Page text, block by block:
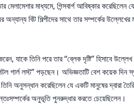
মাধ্যমে, গিন্সবার্গ আবিষ্কার করেছিলেন
বিট শিল্পীদের সাথে তার সম্পর্কের উল্লেখের
যাকে তিনি পরে তার “ব্লেক দৃষ্টি” হিসাবে
লস্ট” পড়ছেন। অভিজ্ঞতাটি বেশ কয়েক দিন
করেছিলেন যে একটি মানুষের দ্বারা তৈরি
অনুভূতি পুনরুদ্ধার করতে চেয়েছিলেন।